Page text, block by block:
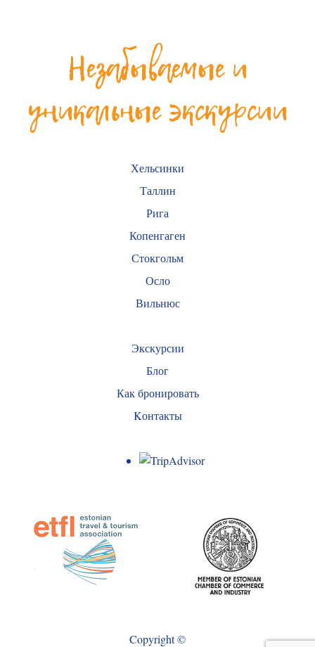
Незабываемые и
уникальные экскурсии
Хельсинки
Таллин
Рига
Копенгаген
Стокгольм
Осло
Вильнюс
Экскурсии
Блог
Как бронировать
Kонтакты
Copyright ©